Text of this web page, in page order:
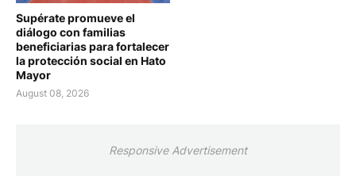
Supérate promueve el
diálogo con familias
beneficiarias para fortalecer
la protección social en Hato
Mayor
August 08, 2026
Responsive Advertisement